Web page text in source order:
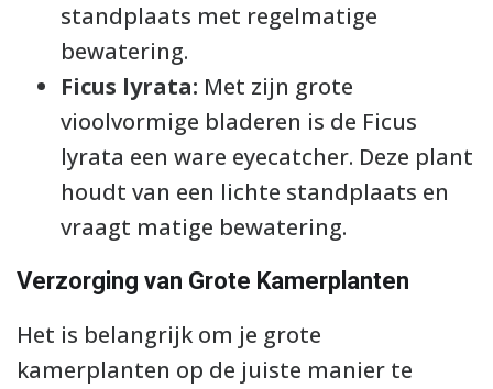
standplaats met regelmatige
bewatering.
Ficus lyrata: Met zijn grote
vioolvormige bladeren is de Ficus
lyrata een ware eyecatcher. Deze plant
houdt van een lichte standplaats en
vraagt matige bewatering.
Verzorging van Grote Kamerplanten
Het is belangrijk om je grote
kamerplanten op de juiste manier te